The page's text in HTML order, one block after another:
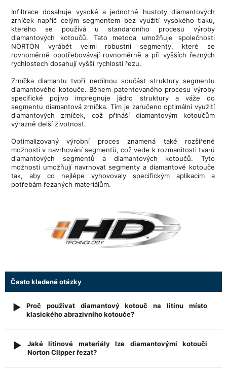
Infiltrace dosahuje vysoké a jednotné hustoty diamantových
zrníček napříč celým segmentem bez využití vysokého tlaku,
kterého se používá u standardního procesu výroby
diamantových kotoučů. Tato metoda umožňuje společnosti
NORTON vyrábět velmi robustní segmenty, které se
rovnoměrně opotřebovávají rovnoměrně a při vyšších řezných
rychlostech dosahují vyšší rychlosti řezu.
Zrníčka diamantu tvoří nedílnou součást struktury segmentu
diamantového kotouče. Během patentovaného procesu výroby
specifické pojivo impregnuje jádro struktury a váže do
segmentu diamantová zrníčka. Tím je zaručeno optimální využití
diamantových zrníček, což přináší diamantovým kotoučům
výrazně delší životnost.
Optimalizovaný výrobní proces znamená také rozšířené
možnosti v navrhování segmentů, což vede k rozmanitosti tvarů
diamantových segmentů a diamantových kotoučů. Tyto
možnosti umožňují navrhovat segmenty a diamantové kotouče
tak, aby co nejlépe vyhovovaly specifickým aplikacím a
potřebám řezaných materiálům.
Často kladené otázky
▶
Proč používat diamantový kotouč na litinu místo
klasického abrazivního kotouče?
Diamantové kotouče určené pro litinu nabízejí výrazně delší
životnost a stabilnější řezný výkon než běžné abrazivní
kotouče. Na rozdíl od abrazivních kotoučů se jejich průměr
▶
Jaké litinové materiály lze diamantovými kotouči
Norton Clipper řezat?